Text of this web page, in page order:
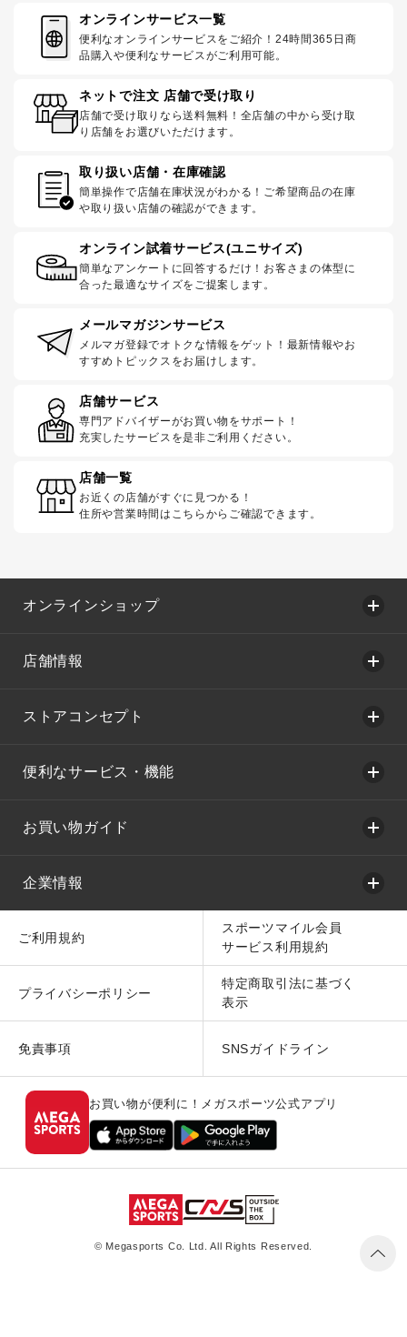
オンラインサービス一覧
便利なオンラインサービスをご紹介！24時間365日商
品購入や便利なサービスがご利用可能。
ネットで注文 店舗で受け取り
店舗で受け取りなら送料無料！全店舗の中から受け取
り店舗をお選びいただけます。
取り扱い店舗・在庫確認
簡単操作で店舗在庫状況がわかる！ご希望商品の在庫
や取り扱い店舗の確認ができます。
オンライン試着サービス(ユニサイズ)
簡単なアンケートに回答するだけ！お客さまの体型に
合った最適なサイズをご提案します。
メールマガジンサービス
メルマガ登録でオトクな情報をゲット！最新情報やお
すすめトピックスをお届けします。
店舗サービス
専門アドバイザーがお買い物をサポート！
充実したサービスを是非ご利用ください。
店舗一覧
お近くの店舗がすぐに見つかる！
住所や営業時間はこちらからご確認できます。
オンラインショップ
店舗情報
ストアコンセプト
便利なサービス・機能
お買い物ガイド
企業情報
ご利用規約
スポーツマイル会員
サービス利用規約
プライバシーポリシー
特定商取引法に基づく
表示
免責事項 SNSガイドライン
お買い物が便利に！メガスポーツ公式アプリ
© Megasports Co. Ltd. All Rights Reserved.